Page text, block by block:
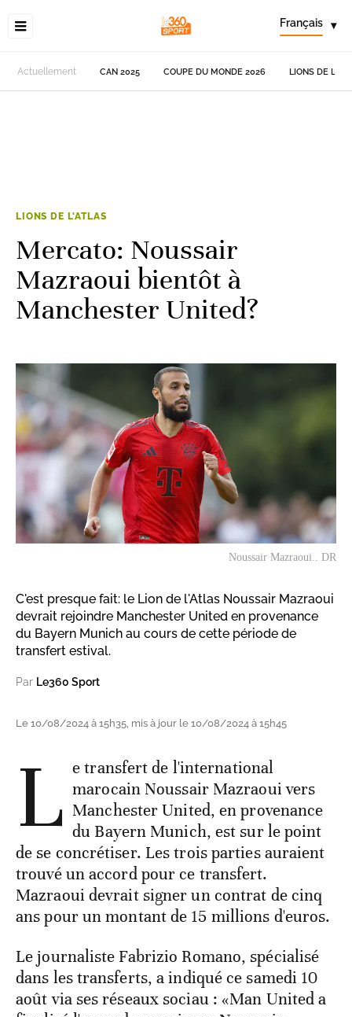
Français ▾
Actuellement CAN 2025 COUPE DU MONDE 2026 LIONS DE
LIONS DE L'ATLAS
Mercato: Noussair
Mazraoui bientôt à
Manchester United?
Noussair Mazraoui.. DR
C'est presque fait: le Lion de l'Atlas Noussair Mazraoui
devrait rejoindre Manchester United en provenance
du Bayern Munich au cours de cette période de
transfert estival.
Par Le360 Sport
Le 10/08/2024 à 15h35, mis à jour le 10/08/2024 à 15h45
L e transfert de l'international
marocain Noussair Mazraoui vers
Manchester United, en provenance
du Bayern Munich, est sur le point
de se concrétiser. Les trois parties auraient
trouvé un accord pour ce transfert.
Mazraoui devrait signer un contrat de cinq
ans pour un montant de 15 millions d'euros.
Le journaliste Fabrizio Romano, spécialisé
dans les transferts, a indiqué ce samedi 10
août via ses réseaux sociau : «Man United a